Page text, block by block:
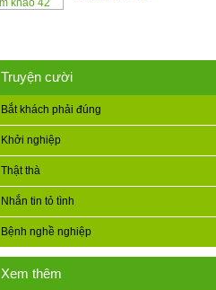
Truyện cười
Bắt khách phải đúng
Khởi nghiệp
Thật thà
Nhắn tin tỏ tình
Bệnh nghề nghiệp
Xem thêm